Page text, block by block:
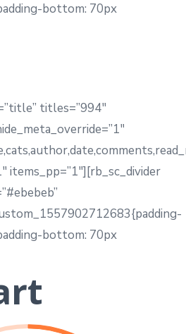
bottom: 70px
titles=”994″
items_pp=”1″][rb_sc_divider
bottom: 70px